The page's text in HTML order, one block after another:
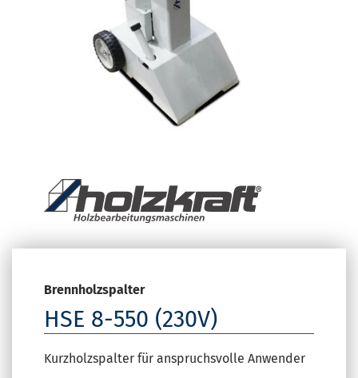
Brennholzspalter
HSE 8-550 (230V)
Kurzholzspalter für anspruchsvolle Anwender